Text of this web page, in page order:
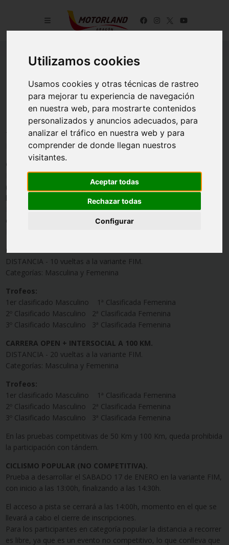
Utilizamos cookies
Usamos cookies y otras técnicas de rastreo
para mejorar tu experiencia de navegación
en nuestra web, para mostrarte contenidos
personalizados y anuncios adecuados, para
analizar el tráfico en nuestra web y para
comprender de donde llegan nuestros
visitantes.
Aceptar todas
Rechazar todas
Configurar
CICLISMO
Todas las inscripciones en categoría de ciclismo son individuales.
El uso del casco es obligatorio en todas las variantes.
CICLISMO COMPETITIVA, OPEN + INTERSOCIAL.
Prueba a desarrollar el SABADO 17 de ENERO en el trazado FIM
(5.077m) de MotorLand Aragón con inicio a las 9:30h, finalizando
la carrera y el cronometraje a las 13:00h.
Desde ese momento la pista quedara abierta, así mismo, para la
categoría popular.
CARRERA OPEN + INTERSOCIAL 50 KM.
DISTANCIA - 10 vueltas a la variante FIM.
Categorías: Masculina y Femenina
Trofeos:
1er clasificado Masculino 1ª Clasificada Femenina
2º Clasificado Masculino 2ª Clasificada Femenina
3º Clasificado Masculino 3ª Clasificada Femenina
CARRERA OPEN + INTERSOCIAL A 100 KM.
DISTANCIA - 20 vueltas a la variante FIM.
Categorías: Masculina y Femenina
Trofeos:
1er clasificado Masculino 1ª Clasificada Femenina
2º Clasificado Masculino 2ª Clasificada Femenina
3º Clasificado Masculino 3ª Clasificada Femenina
En las pruebas competitivas de 50 Km y 100 Km, queda prohibida
la participación con tándem.
CICLISMO POPULAR (NO COMPETITIVA).
Prueba a desarrollar el SABADO 17 de ENERO en la variante FIM,
con inicio a las 13:00h, finalizando a las 14:30h.
El acceso a pista se cerrará a las 14:00h, momento en el que se
llevará a cabo el cierre de inscripciones.
Para los participantes en categoría popular la distancia a recorrer
es libre, ya que es un evento no competitivo, lo que conlleva que